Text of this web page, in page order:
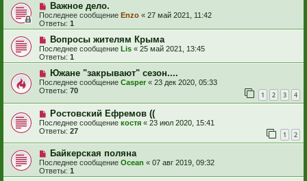
Важное дело.
Последнее сообщение Enzo « 27 май 2021, 11:42
Ответы: 1
Вопросы жителям Крыма
Последнее сообщение Lis « 25 май 2021, 13:45
Ответы: 1
Южане "закрывают" сезон....
Последнее сообщение Casper « 23 дек 2020, 05:33
Ответы: 70 1 2 3 4
Ростовский Ефремов ((
Последнее сообщение костя « 23 июл 2020, 15:41
Ответы: 27 1 2
Байкерская поляна
Последнее сообщение Ocean « 07 авг 2019, 09:32
Ответы: 1